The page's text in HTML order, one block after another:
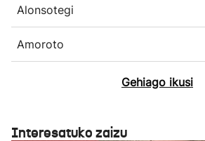
Alonsotegi
Amoroto
Gehiago ikusi
Interesatuko zaizu